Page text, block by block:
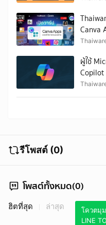
Canva
ผู้ใช้
Copilot
และข้อติ
รีโพสต์ (0)
โพสต์ทั้งหมด(0)
โควตมุ
LINE
ฮิตที่สุด ล่าสุด